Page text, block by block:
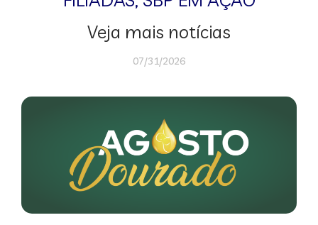
Veja mais notícias
07/31/2026